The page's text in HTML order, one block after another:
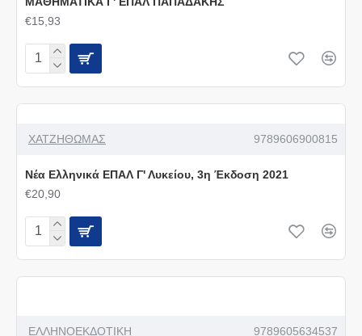
€15,93
ΧΑΤΖΗΘΩΜΑΣ 9789606900815
Νέα Ελληνικά ΕΠΑΛ Γ' Λυκείου, 3η Έκδοση 2021
€20,90
ΕΛΛΗΝΟΕΚΔΟΤΙΚΗ 9789605634537